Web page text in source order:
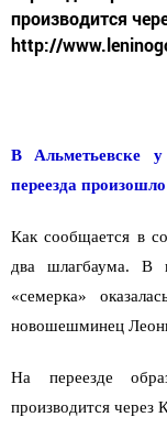
производится
http://
В Альметьевске у
переезда
Как сообщается в
два шлагбаума. В
«семерка»
новошешминец
На переезде
производится через